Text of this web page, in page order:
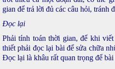
gian để trả lời đủ các câu hỏi, tránh
Đọc lại
Phải tính toán thời gian, để khi
thiết phải đọc lại bài để sửa chữa
Đọc lại là khâu rất quan trọng để